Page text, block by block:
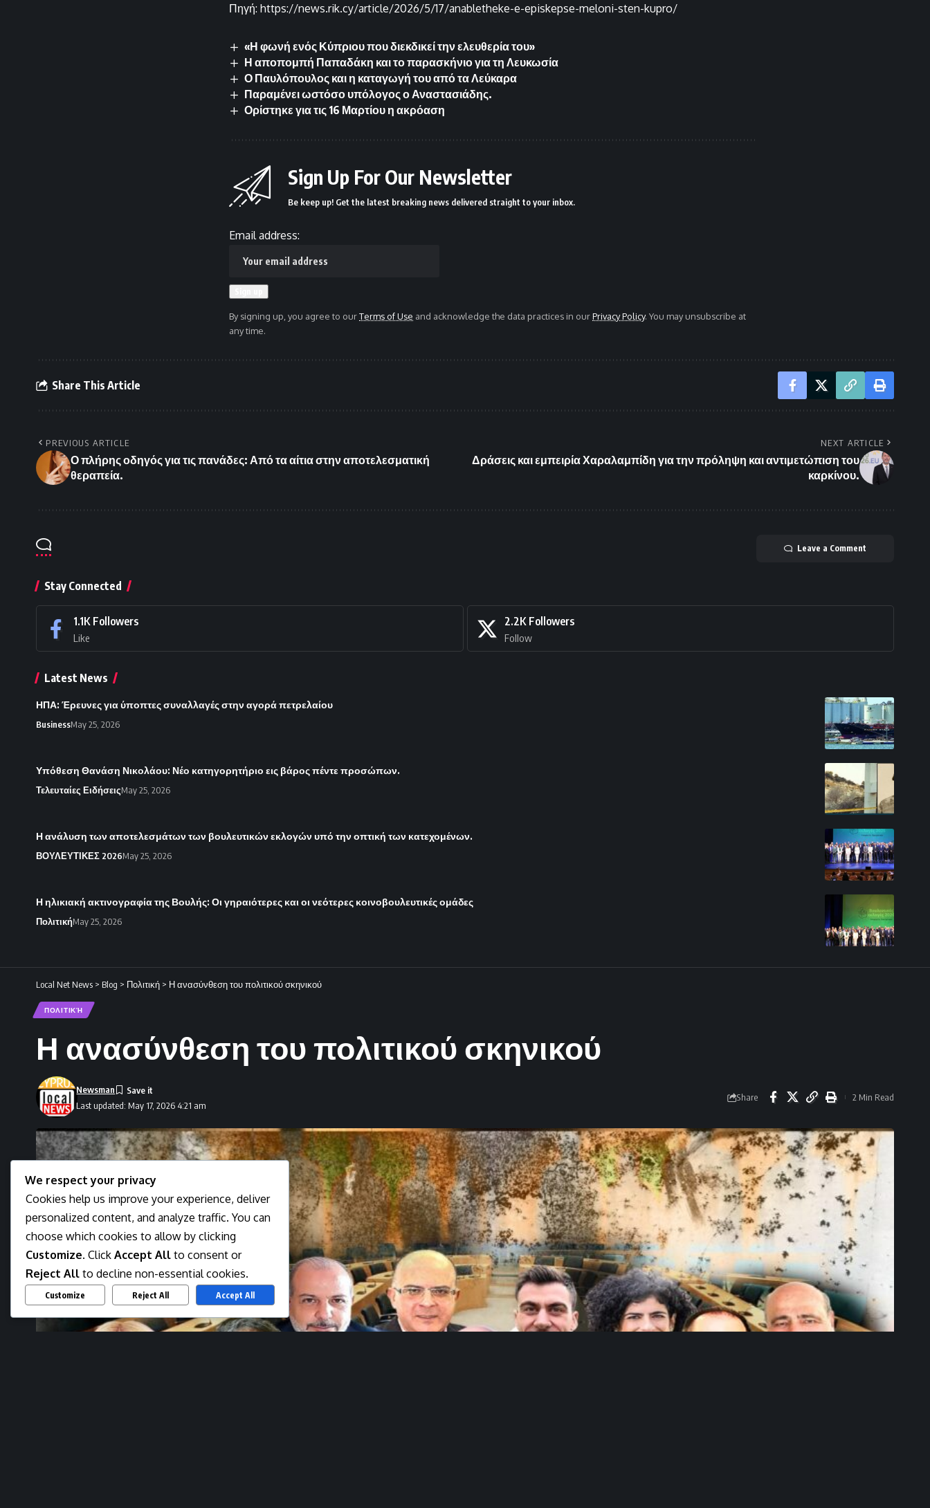
Πηγή: https://news.rik.cy/article/2026/5/17/anabletheke-e-episkepse-meloni-sten-kupro/
«Η φωνή ενός Κύπριου που διεκδικεί την ελευθερία του»
Η αποπομπή Παπαδάκη και το παρασκήνιο για τη Λευκωσία
Ο Παυλόπουλος και η καταγωγή του από τα Λεύκαρα
Παραμένει ωστόσο υπόλογος ο Αναστασιάδης.
Ορίστηκε για τις 16 Μαρτίου η ακρόαση
Sign Up For Our Newsletter
Be keep up! Get the latest breaking news delivered straight to your inbox.
Email address:
By signing up, you agree to ourTerms of Use and acknowledge the data practices in ourPrivacy Policy. You may unsubscribe at
any time.
Share This Article
PREVIOUS ARTICLE
Ο πλήρης οδηγός για τις πανάδες: Από τα αίτια στην αποτελεσματική
θεραπεία.
NEXT ARTICLE
Δράσεις και εμπειρία Χαραλαμπίδη για την πρόληψη και αντιμετώπιση του
καρκίνου.
Leave a Comment
Stay Connected
1.1K Followers
Like
2.2K Followers
Follow
Latest News
ΗΠΑ: Έρευνες για ύποπτες συναλλαγές στην αγορά πετρελαίου
BusinessMay 25, 2026
Υπόθεση Θανάση Νικολάου: Νέο κατηγορητήριο εις βάρος πέντε προσώπων.
Τελευταίες ΕιδήσειςMay 25, 2026
Η ανάλυση των αποτελεσμάτων των βουλευτικών εκλογών υπό την οπτική των κατεχομένων.
ΒΟΥΛΕΥΤΙΚΕΣ 2026May 25, 2026
Η ηλικιακή ακτινογραφία της Βουλής: Οι γηραιότερες και οι νεότερες κοινοβουλευτικές ομάδες
ΠολιτικήMay 25, 2026
Local Net News > Blog > Πολιτική > Η ανασύνθεση του πολιτικού σκηνικού
ΠΟΛΙΤΙΚΉ
Η ανασύνθεση του πολιτικού σκηνικού
Last updated: May 17, 2026 4:21 am
Newsman
Share 2 Min Read
We respect your privacy
Cookies help us improve your experience, deliver
personalized content, and analyze traffic. You can
choose which cookies to allow by clicking
Customize. Click Accept All to consent or
Reject All to decline non-essential cookies.
Customize Reject All Accept All